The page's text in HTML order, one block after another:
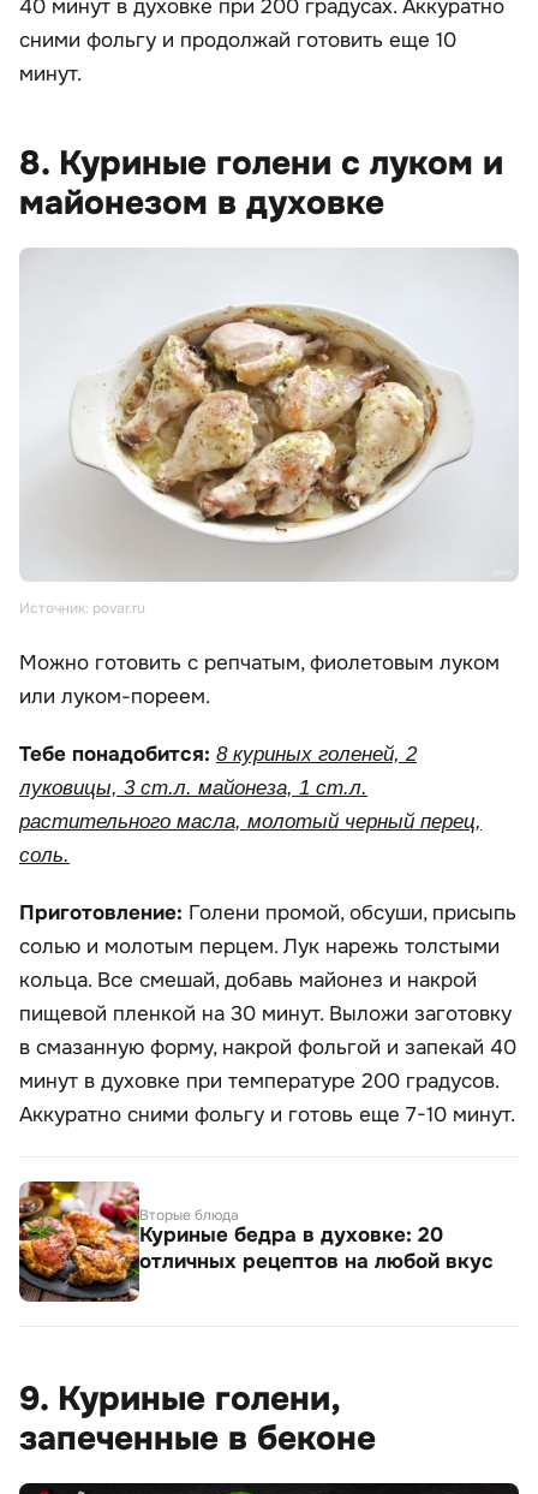
40 минут в духовке при 200 градусах. Аккуратно
сними фольгу и продолжай готовить еще 10
минут.
8. Куриные голени с луком и
майонезом в духовке
Источник: povar.ru
Можно готовить с репчатым, фиолетовым луком
или луком-пореем.
Тебе понадобится: 8 куриных голеней, 2
луковицы, 3 ст.л. майонеза, 1 ст.л.
растительного масла, молотый черный перец,
соль.
Приготовление: Голени промой, обсуши, присыпь
солью и молотым перцем. Лук нарежь толстыми
кольца. Все смешай, добавь майонез и накрой
пищевой пленкой на 30 минут. Выложи заготовку
в смазанную форму, накрой фольгой и запекай 40
минут в духовке при температуре 200 градусов.
Аккуратно сними фольгу и готовь еще 7-10 минут.
Вторые блюда
Куриные бедра в духовке: 20
отличных рецептов на любой вкус
9. Куриные голени,
запеченные в беконе